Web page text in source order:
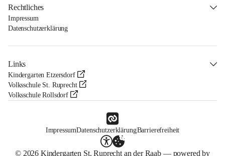
Rechtliches
Impressum
Datenschutzerklärung
Links
Kindergarten Etzersdorf
Volksschule St. Ruprecht
Volksschule Rollsdorf
ImpressumDatenschutzerklärungBarrierefreiheit
© 2026 Kindergarten St. Ruprecht an der Raab — powered by